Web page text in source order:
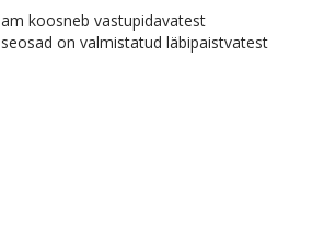
koosneb vastupidavatest
on valmistatud läbipaistvatest